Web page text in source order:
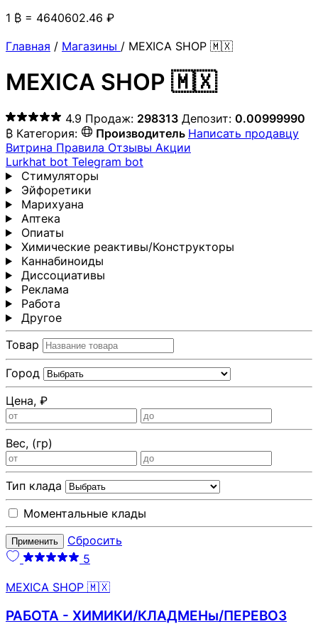
1 ₿ = 4640602.46 ₽
Главная / Магазины / MEXICA SHOP 🇲🇽
MEXICA SHOP 🇲🇽
4.9 Продаж: 298313 Депозит: 0.00999990
₿ Категория: Производитель Написать продавцу
Витрина Правила Отзывы Акции
Lurkhat bot Telegram bot
Стимуляторы
Эйфоретики
Марихуана
Аптека
Опиаты
Химические реактивы/Конструкторы
Каннабиноиды
Диссоциативы
Реклама
Работа
Другoе
Товар
Город
Цена, ₽
Вес, (гр)
Тип клада
Моментальные клады
Применить
Сбросить
5
MEXICA SHOP 🇲🇽
РАБОТА - ХИМИКИ/КЛАДМЕНы/ПЕРЕВОЗ